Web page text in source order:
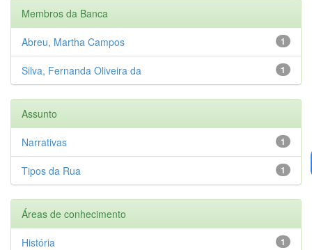
Membros da Banca
1
Abreu, Martha Campos
1
Silva, Fernanda Oliveira da
Assunto
1
Narrativas
1
Tipos da Rua
Áreas de conhecimento
1
História